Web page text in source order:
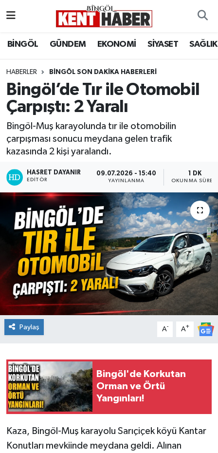
BİNGÖL GÜNDEM EKONOMİ SİYASET SAĞLIK
HABERLER BINGÖL SON DAKIKA HABERLERI
Bingöl’de Tır ile Otomobil
Çarpıştı: 2 Yaralı
Bingöl-Muş karayolunda tır ile otomobilin
çarpışması sonucu meydana gelen trafik
kazasında 2 kişi yaralandı.
HASRET DAYANIR
EDITÖR
09.07.2026 - 15:40
YAYINLANMA
1 DK
OKUNMA
Paylaş A- A+
Bingöl'de Korkutan
Orman ve Örtü
Yangınları!
Kaza, Bingöl-Muş karayolu Sarıçiçek köyü Kantar
Konutları mevkiinde meydana geldi. Alınan
BİLİM-TEKNOLOJİ
DÜNYA
EĞİTİM
EKONOMİ
KARLIOVA
KİĞI
MERKEZ
RESMİ İLANLAR
SAĞLIK
SİYASET
SOLHAN
SPOR
YAYLADERE
YEDİSU
Bingöl Hava Durumu
Bingöl Namaz Vakitleri
Bingöl Trafik Yoğunluk Haritası
Süper Lig Puan Durumu ve Fikstür
Haber Arşivi